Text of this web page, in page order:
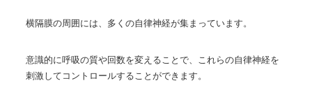
横隔膜の周囲には、多くの自律神経が集まっています。
意識的に呼吸の質や回数を変えることで、これらの自律神経を
刺激してコントロールすることができます。